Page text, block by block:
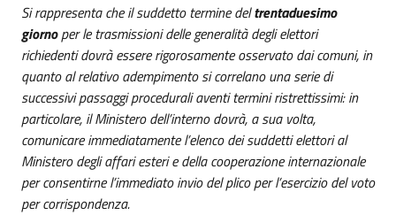
Si rappresenta che il suddetto termine deltrentaduesimo
giornoper le trasmissioni delle generalità degli elettori
richiedenti dovrà essere rigorosamente osservato dai comuni, in
quanto al relativo adempimento si correlano una serie di
successivi passaggi procedurali aventi termini ristrettissimi: in
particolare, il Ministero dell’interno dovrà, a sua volta,
comunicare immediatamente l’elenco dei suddetti elettori al
Ministero degli affari esteri e della cooperazione internazionale
per consentirne l’immediato invio del plico per l’esercizio del voto
per corrispondenza.